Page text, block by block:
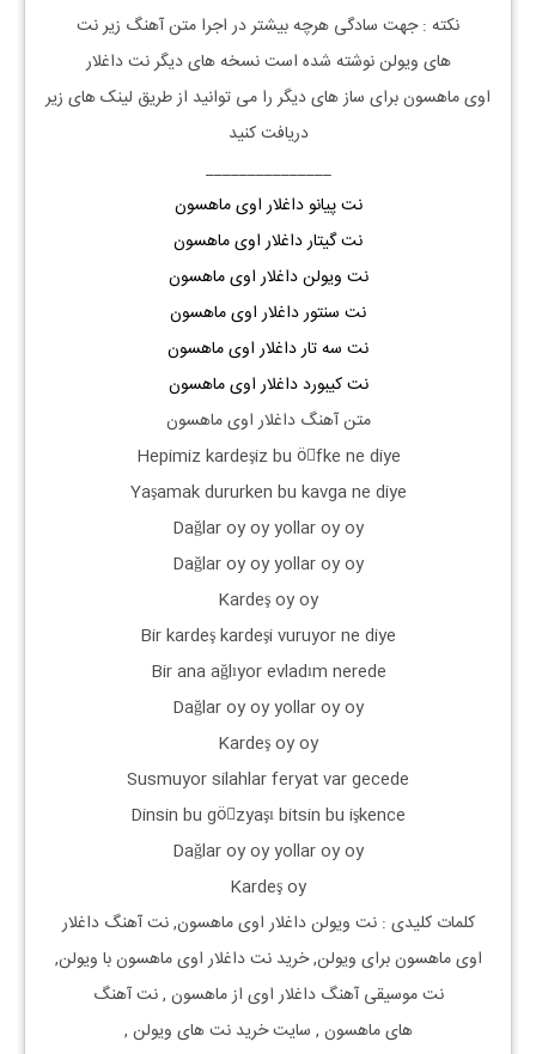
نکته : جهت سادگی هرچه بیشتر در اجرا متن آهنگ زیر نت
های ویولننوشته شده است نسخه های دیگر نتداغلار
اویماهسونبرای ساز های دیگر را می توانید از طریق لینک های زیر
دریافت کنید
_______________
نت پیانو داغلار اوی ماهسون
نت گیتار داغلار اوی ماهسون
نت ویولن داغلار اوی ماهسون
نت سنتور داغلار اوی ماهسون
نت سه تار داغلار اوی ماهسون
نت کیبورد داغلار اوی ماهسون
متن آهنگ داغلار اوی ماهسون
Hepimiz kardeşiz bu öِfke ne diye
Yaşamak dururken bu kavga ne diye
Dağlar oy oy yollar oy oy
Dağlar oy oy yollar oy oy
Kardeş oy oy
Bir kardeş kardeşi vuruyor ne diye
Bir ana ağlıyor evladım nerede
Dağlar oy oy yollar oy oy
Kardeş oy oy
Susmuyor silahlar feryat var gecede
Dinsin bu göِzyaşı bitsin bu işkence
Dağlar oy oy yollar oy oy
Kardeş oy
کلمات کلیدی : نت ویولنداغلار اویماهسون, نت آهنگ داغلار
اویماهسونبرای ویولن, خرید نتداغلار اویماهسونبا ویولن,
نت موسیقی آهنگ داغلار اوی ازماهسون , نت آهنگ
هایماهسون , سایت خرید نت های ویولن ,